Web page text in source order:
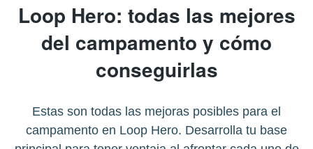
Loop Hero: todas las mejores
del campamento y cómo
conseguirlas
Estas son todas las mejoras posibles para el
campamento en Loop Hero. Desarrolla tu base